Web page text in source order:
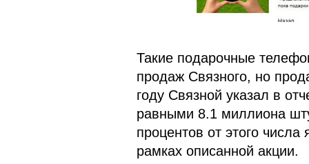
Такие подарочные
продаж Связного, но
году Связной указал в
равными 8.1 миллиона
процентов от этого
рамках описанной акции.